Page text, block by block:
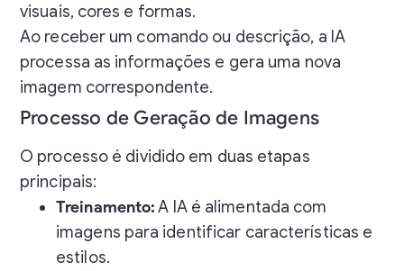
visuais, cores e formas.
Ao receber um comando ou descrição, a IA
processa as informações e gera uma nova
imagem correspondente.
Processo de Geração de Imagens
O processo é dividido em duas etapas
principais:
Treinamento:A IA é alimentada com
imagens para identificar características e
estilos.